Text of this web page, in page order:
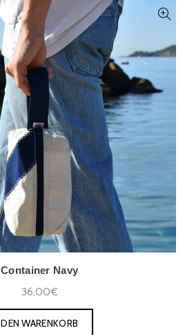
Container Navy
36,00€
DEN WARENKORB